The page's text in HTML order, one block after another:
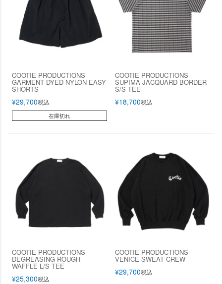
COOTIE PRODUCTIONS
GARMENT DYED NYLON EASY
SHORTS
¥29,700税込
在庫切れ
COOTIE PRODUCTIONS
SUPIMA JACQUARD BORDER
S/S TEE
¥18,700税込
COOTIE PRODUCTIONS
DEGREASING ROUGH
WAFFLE L/S TEE
¥25,300税込
COOTIE PRODUCTIONS
VENICE SWEAT CREW
¥29,700税込